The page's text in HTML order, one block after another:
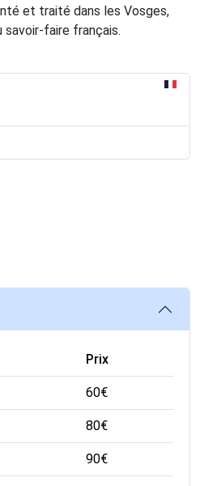
et traité dans les Vosges,
faire français.
Prix
60€
80€
90€